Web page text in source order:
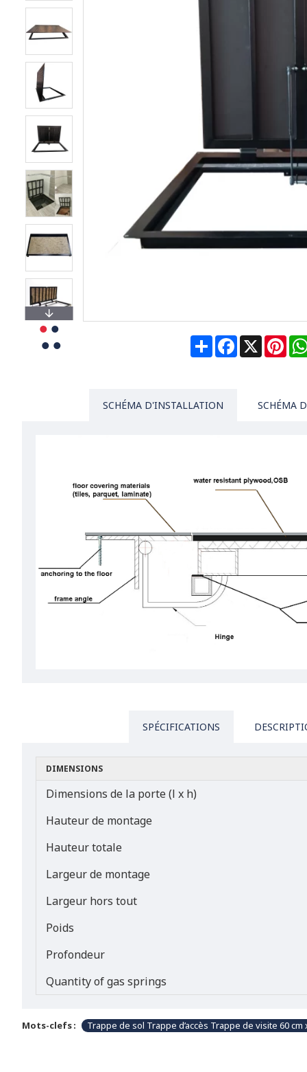
ShareFacebook
X
SCHÉMA D'INSTALLATION SCHÉMA
SPÉCIFICATIONS
DIMENSIONS
Dimensions de la porte (l x h)
Hauteur de montage
Hauteur totale
Largeur de montage
Largeur hors tout
Poids
Profondeur
Quantity of gas springs
Mots-clefs : Trappe de sol Trappe d’accès Trappe de visite 60 cm